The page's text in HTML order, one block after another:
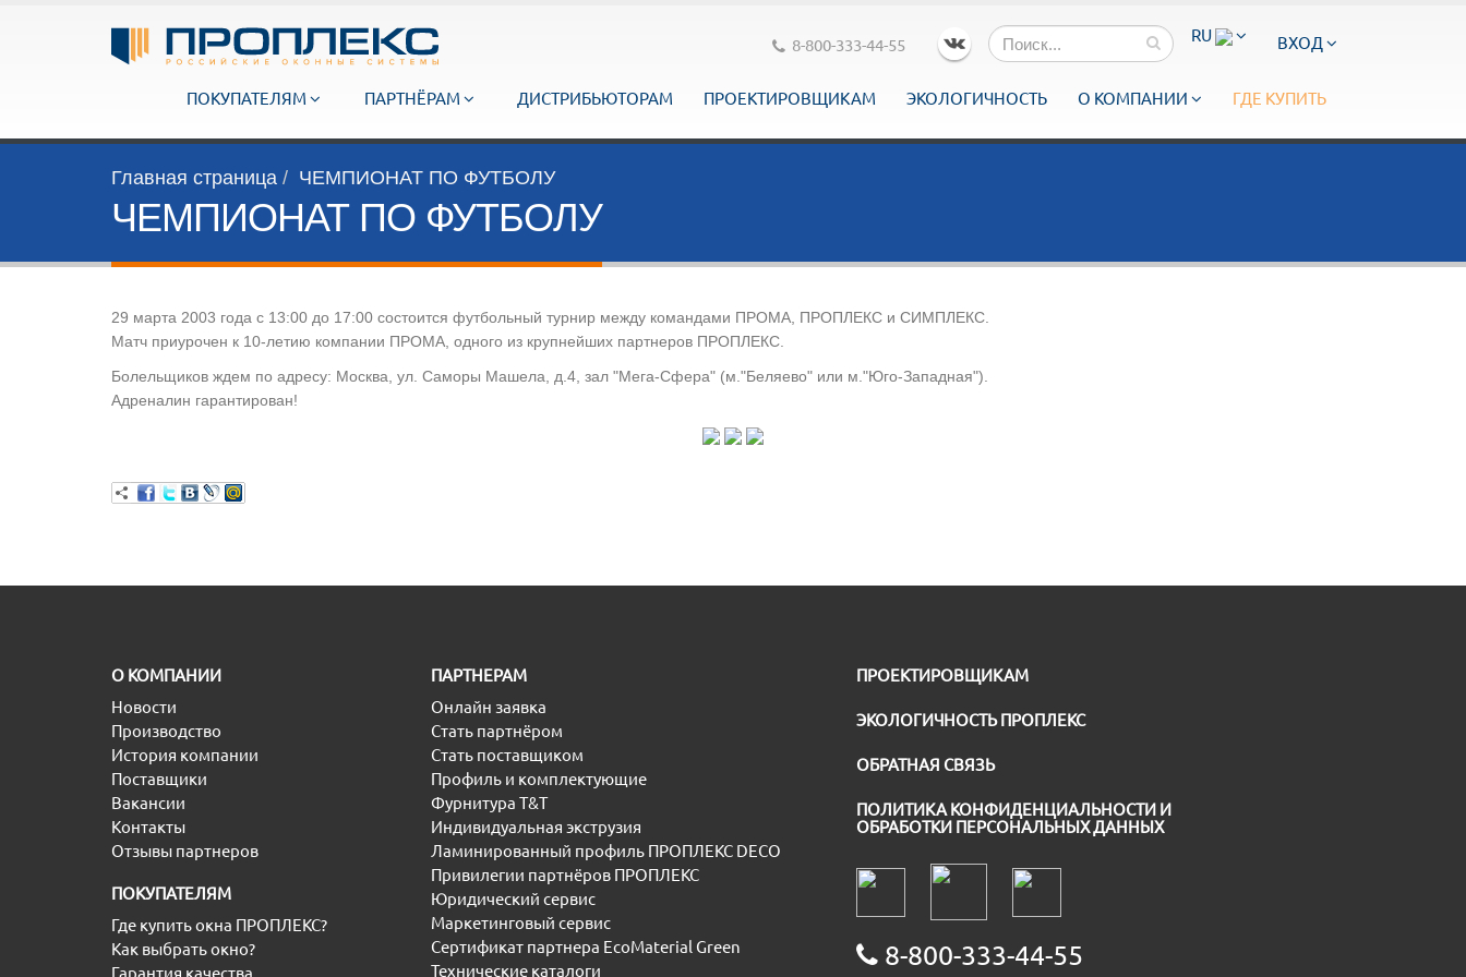
RU ВХОД
8-800-333-44-55
ПОКУПАТЕЛЯМ ПАРТНЁРАМ ДИСТРИБЬЮТОРАМ ПРОЕКТИРОВЩИКАМ ЭКОЛОГИЧНОСТЬ О КОМПАНИИ ГДЕ КУПИТЬ
Главная страница ЧЕМПИОНАТ ПО ФУТБОЛУ
ЧЕМПИОНАТ ПО ФУТБОЛУ
29 марта 2003 года с 13:00 до 17:00 состоится футбольный турнир между командами ПРОМА, ПРОПЛЕКС и СИМПЛЕКС.
Матч приурочен к 10-летию компании ПРОМА, одного из крупнейших партнеров ПРОПЛЕКС.
Болельщиков ждем по адресу: Москва, ул. Саморы Машела, д.4, зал "Мега-Сфера" (м."Беляево" или м."Юго-Западная").
Адреналин гарантирован!
O КОМПАНИИ
Новости
Производство
История компании
Поставщики
Вакансии
Контакты
Отзывы партнеров
ПОКУПАТЕЛЯМ
Где купить окна ПРОПЛЕКС?
Как выбрать окно?
Гарантия качества
ПАРТНЕРАМ
Онлайн заявка
Стать партнёром
Стать поставщиком
Профиль и комплектующие
Фурнитура T&T
Индивидуальная экструзия
Ламинированный профиль ПРОПЛЕКС DECO
Привилегии партнёров ПРОПЛЕКС
Юридический сервис
Маркетинговый сервис
Сертификат партнера EcoMaterial Green
Технические каталоги
ПРОЕКТИРОВЩИКАМ
ЭКОЛОГИЧНОСТЬ ПРОПЛЕКС
ОБРАТНАЯ СВЯЗЬ
ПОЛИТИКА КОНФИДЕНЦИАЛЬНОСТИ И
ОБРАБОТКИ ПЕРСОНАЛЬНЫХ ДАННЫХ
8-800-333-44-55